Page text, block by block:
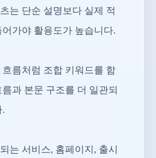
는 단순 설명보다 실제 적
가야 활용도가 높습니다.
름처럼 조합 키워드를 함
과 본문 구조를 더 일관되
는 서비스, 홈페이지, 출시